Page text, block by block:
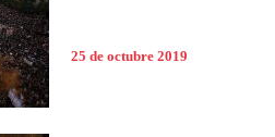
25 de octubre 2019